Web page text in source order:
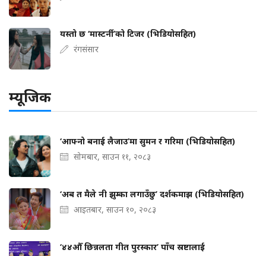
यस्तो छ ‘मास्टर्नी’को टिजर (भिडियोसहित)
रंगसंसार
म्यूजिक
‘आफ्नो बनाई लैजाउ’मा सुमन र गरिमा (भिडियोसहित)
सोमबार, साउन ११, २०८३
‘अब त मैले नी झुम्का लगाउँछु’ दर्शकमाझ (भिडियोसहित)
आइतबार, साउन १०, २०८३
‘४४औँ छिन्नलता गीत पुरस्कार’ पाँच स्रष्टालाई